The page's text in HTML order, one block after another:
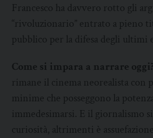
Francesco ha davvero rotto gli
“rivoluzionario” entrato a pieno
pubblico per la difesa degli ultimi
Come si impara a narrare oggi?
rimane il cinema neorealista con
minime che posseggono la
immedesimarsi. E il giornalismo
curiosità, altrimenti è